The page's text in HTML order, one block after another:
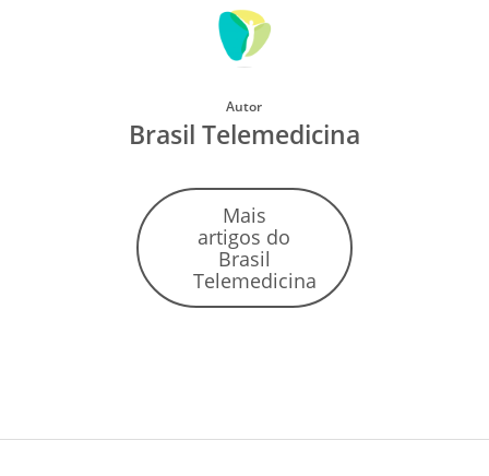
Autor
Brasil Telemedicina
Mais
artigos do
Brasil
Telemedicina